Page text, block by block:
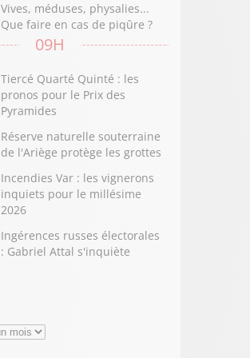
Vives, méduses, physalies...
Que faire en cas de piqûre ?
09H
Tiercé Quarté Quinté : les
pronos pour le Prix des
Pyramides
Réserve naturelle souterraine
de l'Ariège protège les grottes
Incendies Var : les vignerons
inquiets pour le millésime
2026
Ingérences russes électorales
: Gabriel Attal s'inquiète